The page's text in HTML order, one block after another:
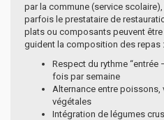
par la commune (service
parfois le prestataire de
plats ou composants peuvent
guident la composition des repas :
Respect du rythme
fois par semaine
Alternance entre
végétales
Intégration de légumes